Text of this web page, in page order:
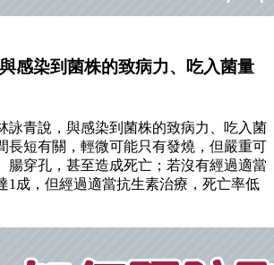
感染到菌株的致病力、吃入菌量
詠青說，與感染到菌株的致病力、吃入菌
長短有關，輕微可能只有發燒，但嚴重可
腸穿孔，甚至造成死亡；若沒有經過適當
1成，但經過適當抗生素治療，死亡率低